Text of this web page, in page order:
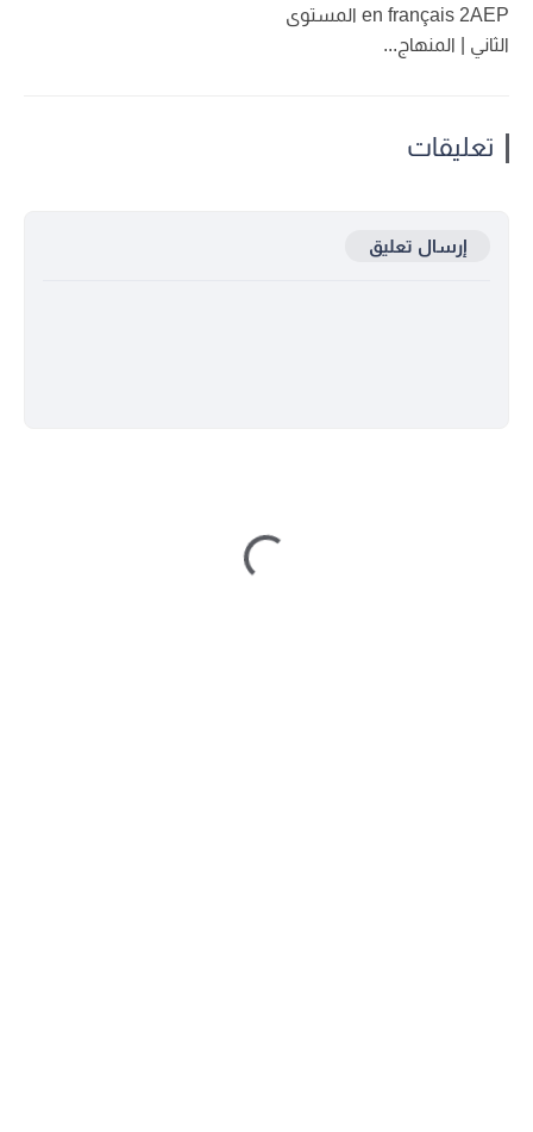
en français 2AEP المستوى
الثاني | المنهاج...
تعليقات
إرسال تعليق